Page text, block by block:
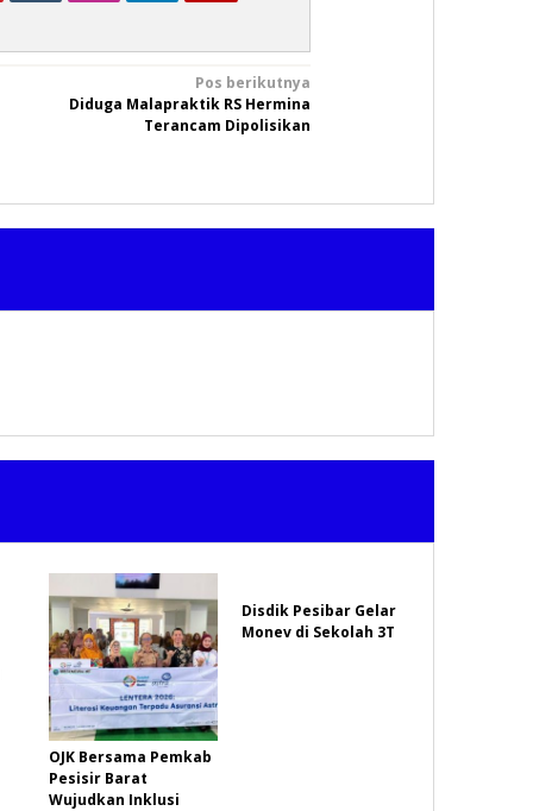
Pos berikutnya
Diduga Malapraktik RS Hermina
Terancam Dipolisikan
OJK Bersama Pemkab
Pesisir Barat
Wujudkan Inklusi
Disdik Pesibar Gelar
Monev di Sekolah 3T